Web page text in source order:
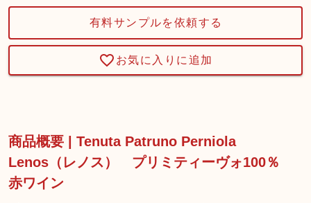
有料サンプルを依頼する
お気に入りに追加
商品概要 | Tenuta Patruno Perniola
Lenos（レノス） プリミティーヴォ100％
赤ワイン